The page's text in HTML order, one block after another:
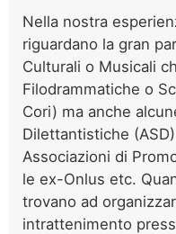
Nella nostra
riguardano la gran
Culturali o Musicali
Filodrammatiche o
Cori) ma anche
Dilettantistiche
Associazioni di
le ex-Onlus etc.
trovano ad
intrattenimento